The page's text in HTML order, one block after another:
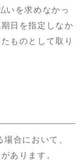
いを求めなかっ
日を指定しなか
ものとして取り
合において、
あります。